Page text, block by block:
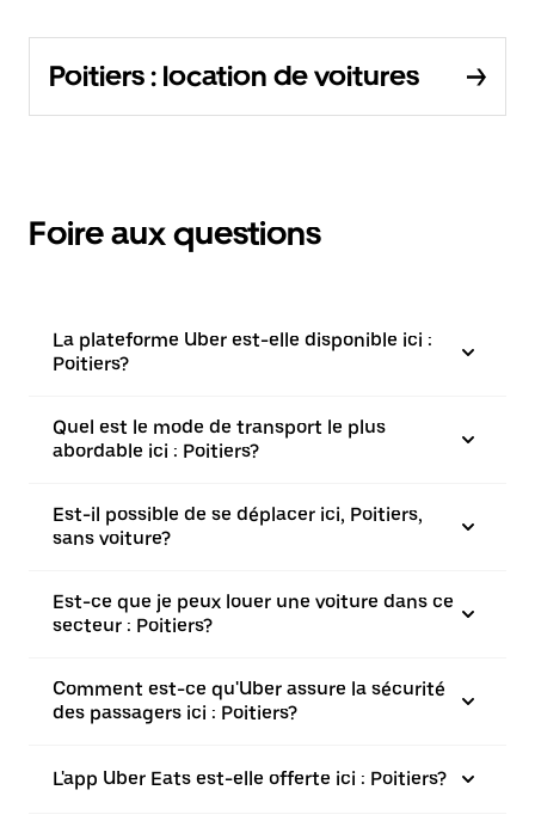
Poitiers : location de voitures
Foire aux questions
La plateforme Uber est-elle disponible ici :
Poitiers?
Quel est le mode de transport le plus
abordable ici : Poitiers?
Est-il possible de se déplacer ici, Poitiers,
sans voiture?
Est-ce que je peux louer une voiture dans ce
secteur : Poitiers?
Comment est-ce qu'Uber assure la sécurité
des passagers ici : Poitiers?
L'app Uber Eats est-elle offerte ici : Poitiers?